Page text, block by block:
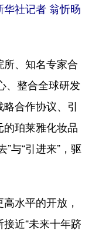
华社记者 翁忻旸
所、知名专家合
、整合全球研发
合作协议、引
珀莱雅化妆品
”与“引进来”，驱
水平的开放，
近“未来十年跻